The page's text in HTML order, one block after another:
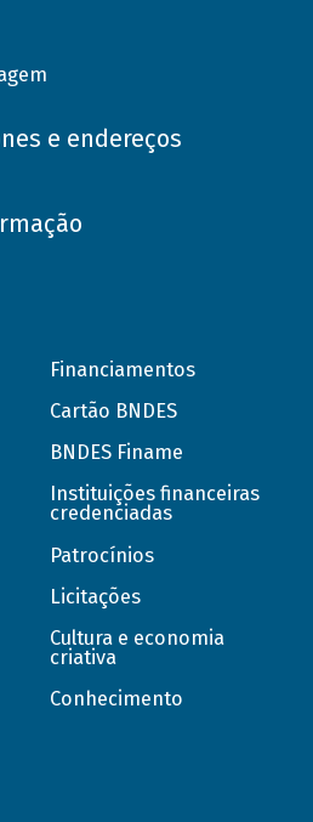
e endereços
Financiamentos
Cartão BNDES
BNDES Finame
Instituições financeiras
credenciadas
Patrocínios
Licitações
Cultura e economia
criativa
Conhecimento